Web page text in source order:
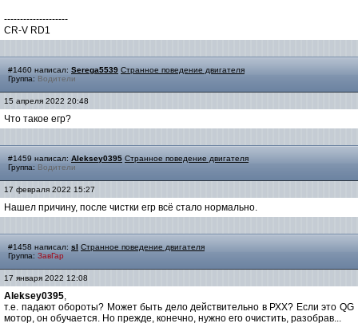
--------------------
CR-V RD1
#1460 написал: Serega5539 Странное поведение двигателя
Группа: Водители
15 апреля 2022 20:48
Что такое егр?
#1459 написал: Aleksey0395 Странное поведение двигателя
Группа: Водители
17 февраля 2022 15:27
Нашел причину, после чистки егр всё стало нормально.
#1458 написал: sl Странное поведение двигателя
Группа: ЗавГар
17 января 2022 12:08
Aleksey0395,
т.е. падают обороты? Может быть дело действительно в РХХ? Если это QG
мотор, он обучается. Но прежде, конечно, нужно его очистить, разобрав...